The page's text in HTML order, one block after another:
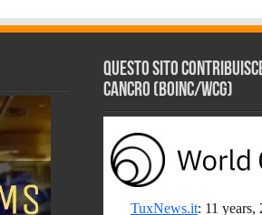
Questo sito
Cancro (BOINC/WCG)